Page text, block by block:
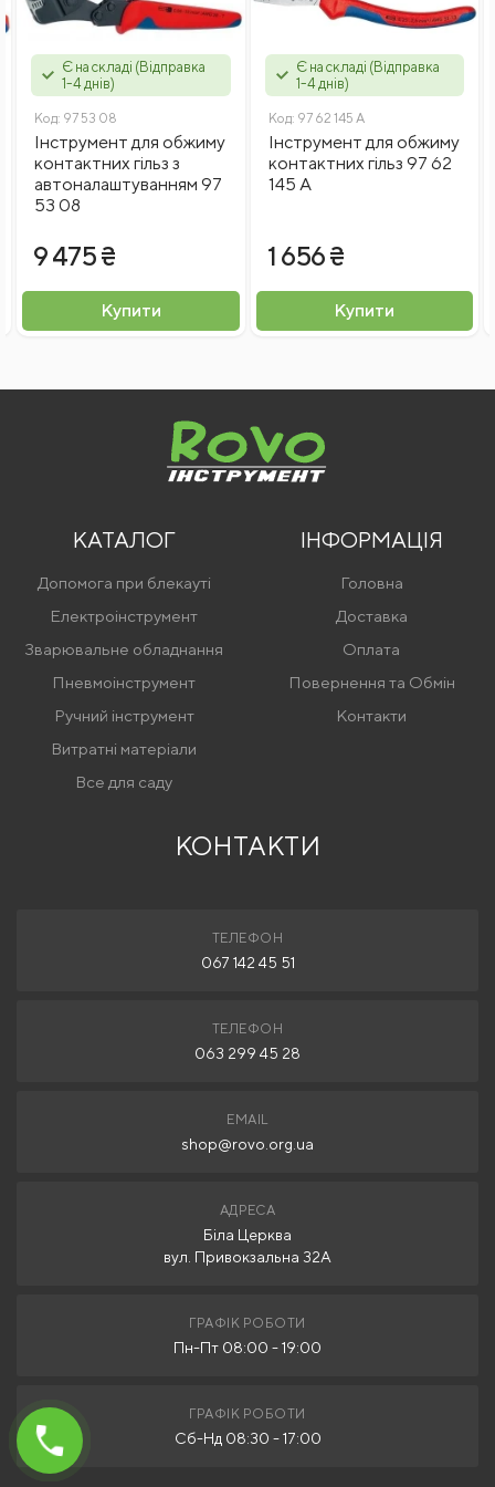
МАТЕРІАЛ РУКОЯТКИ
ВИРОБНИК
Введіть капчу
Відправити відгук
Є на складі (Відправка
1-4 днів)
Код: 97 53 08
Інструмент для обжиму
контактних гільз з
автоналаштуванням 97
53 08
9 475 ₴
Купити
Є на складі (Відправка
1-4 днів)
Код: 97 62 145 A
Інструмент для обжиму
контактних гільз 97 62
145 A
1 656 ₴
Купити
КАТАЛОГ
Допомога при блекауті
Електроінструмент
Зварювальне обладнання
Пневмоінструмент
Ручний інструмент
Витратні матеріали
Все для саду
ІНФОРМАЦІЯ
Головна
Доставка
Оплата
Повернення та Обмін
Контакти
КОНТАКТИ
ТЕЛЕФОН
067 142 45 51
ТЕЛЕФОН
063 299 45 28
EMAIL
shop@rovo.org.ua
АДРЕСА
Біла Церква
вул. Привокзальна 32А
ГРАФІК РОБОТИ
Пн-Пт 08:00 - 19:00
ГРАФІК РОБОТИ
Сб-Нд 08:30 - 17:00